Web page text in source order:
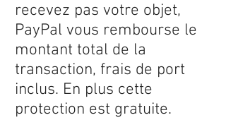
recevez pas votre objet,
PayPal vous rembourse le
montant total de la
transaction, frais de port
inclus. En plus cette
protection est gratuite.